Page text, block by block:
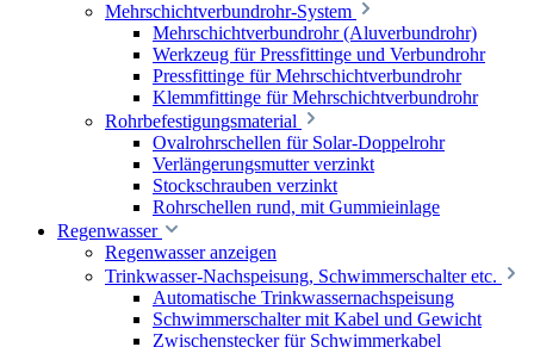
Mehrschichtverbundrohr-System
Mehrschichtverbundrohr (Aluverbundrohr)
Werkzeug für Pressfittinge und Verbundrohr
Pressfittinge für Mehrschichtverbundrohr
Klemmfittinge für Mehrschichtverbundrohr
Rohrbefestigungsmaterial
Ovalrohrschellen für Solar-Doppelrohr
Verlängerungsmutter verzinkt
Stockschrauben verzinkt
Rohrschellen rund, mit Gummieinlage
Regenwasser
Regenwasser anzeigen
Trinkwasser-Nachspeisung, Schwimmerschalter etc.
Automatische Trinkwassernachspeisung
Schwimmerschalter mit Kabel und Gewicht
Zwischenstecker für Schwimmerkabel